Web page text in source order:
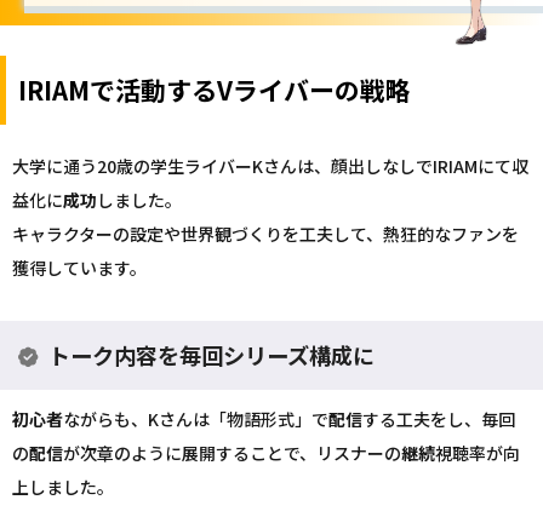
IRIAMで活動するVライバーの戦略
大学に通う20歳の学生ライバーKさんは、顔出しなしでIRIAMにて収
益化に成功 しました。
キャラクターの設定や世界観づくりを工夫して、熱狂的なファンを
獲得しています。
トーク内容を毎回シリーズ構成に
初心者ながらも、Kさんは「物語形式」で配信する工夫をし、毎回
の配信が次章のように展開することで、リスナーの継続視聴率が向
上しました。